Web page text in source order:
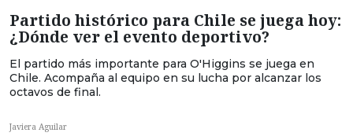
Partido histórico para Chile se juega hoy:
¿Dónde ver el evento deportivo?
El partido más importante para O'Higgins se juega en
Chile. Acompaña al equipo en su lucha por alcanzar los
octavos de final.
Javiera Aguilar